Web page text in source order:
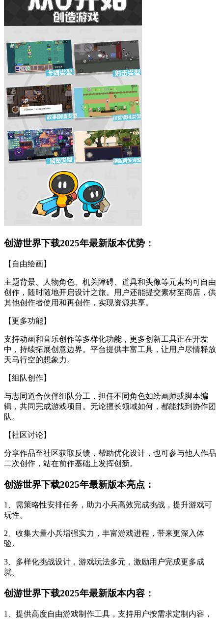
创游世界下载2025年最新版本优势：
【自由绘画】
主题背景、人物角色、机关障碍、道具和头像等元素均可自由
创作，随时随地开启设计之旅。用户还能提交素材至商店，供
其他创作者使用和再创作，实现资源共享。
【更多功能】
支持动画和音乐创作等多样化功能，更多创新工具正在开发
中，持续拓展创意边界。平台提供丰富工具，让用户尽情释放
天马行空的想象力。
【组队创作】
与志同道合伙伴组队分工，担任不同角色如绘画师或脚本编
辑，共同完成游戏项目。无论擅长领域如何，都能找到协作团
队。
【社区讨论】
分享作品至社区获取反馈，帮助优化设计，也可参与他人作品
二次创作，站在前作基础上发挥创新。
创游世界下载2025年最新版本亮点：
1、需策略性安排任务，助力小兵高效完成挑战，提升游戏可
玩性。
2、收集大量小兵增强实力，丰富游戏进程，带来更深入体
验。
3、多样化挑战设计，游戏玩法多元，激励用户完成更多成
就。
创游世界下载2025年最新版本内容：
1、提供高度自由游戏制作工具，支持用户按需求定制内容，